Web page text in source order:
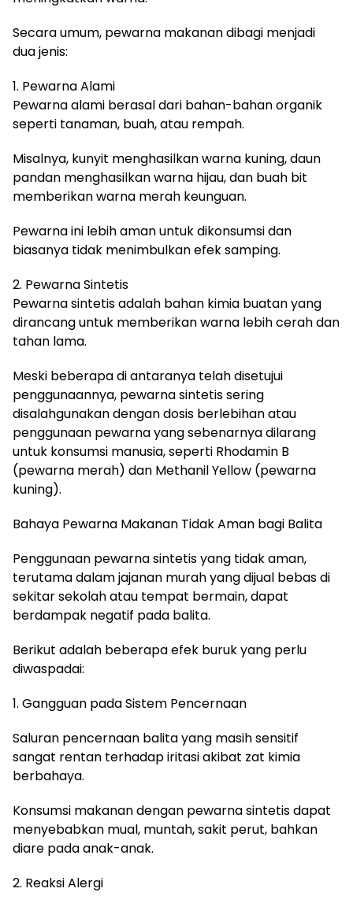
Secara umum, pewarna makanan dibagi menjadi
dua jenis:
1. Pewarna Alami
Pewarna alami berasal dari bahan-bahan organik
seperti tanaman, buah, atau rempah.
Misalnya, kunyit menghasilkan warna kuning, daun
pandan menghasilkan warna hijau, dan buah bit
memberikan warna merah keunguan.
Pewarna ini lebih aman untuk dikonsumsi dan
biasanya tidak menimbulkan efek samping.
2. Pewarna Sintetis
Pewarna sintetis adalah bahan kimia buatan yang
dirancang untuk memberikan warna lebih cerah dan
tahan lama.
Meski beberapa di antaranya telah disetujui
penggunaannya, pewarna sintetis sering
disalahgunakan dengan dosis berlebihan atau
penggunaan pewarna yang sebenarnya dilarang
untuk konsumsi manusia, seperti Rhodamin B
(pewarna merah) dan Methanil Yellow (pewarna
kuning).
Bahaya Pewarna Makanan Tidak Aman bagi Balita
Penggunaan pewarna sintetis yang tidak aman,
terutama dalam jajanan murah yang dijual bebas di
sekitar sekolah atau tempat bermain, dapat
berdampak negatif pada balita.
Berikut adalah beberapa efek buruk yang perlu
diwaspadai:
1. Gangguan pada Sistem Pencernaan
Saluran pencernaan balita yang masih sensitif
sangat rentan terhadap iritasi akibat zat kimia
berbahaya.
Konsumsi makanan dengan pewarna sintetis dapat
menyebabkan mual, muntah, sakit perut, bahkan
diare pada anak-anak.
2. Reaksi Alergi